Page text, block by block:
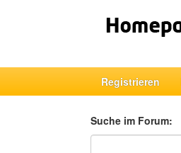
Registrieren
Suche im Forum:
Suche im Forum